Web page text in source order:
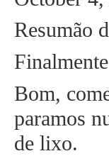
Resumão
Bom,
paramos
de lixo.